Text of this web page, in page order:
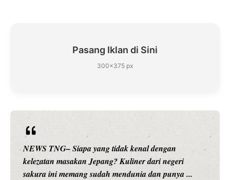
Pasang Iklan di Sini
300×375 px
NEWS TNG– Siapa yang tidak kenal dengan
kelezatan masakan Jepang? Kuliner dari negeri
sakura ini memang sudah mendunia dan punya ...